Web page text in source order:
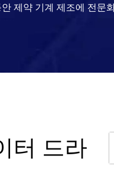
제약 기계 제조에 전문
터 드라